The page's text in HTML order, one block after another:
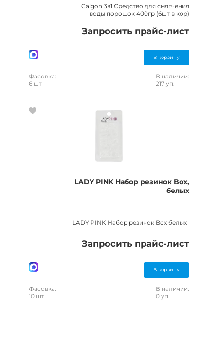
Calgon 3в1 Средство для смягчения
воды порошок 400гр (6шт в кор)
Запросить прайс-лист
В корзину
Фасовка:
6 шт
В наличии:
217 уп.
LADY PINK Набор резинок Box,
белых
LADY PINK Набор резинок Box белых
Запросить прайс-лист
В корзину
Фасовка:
10 шт
В наличии:
0 уп.